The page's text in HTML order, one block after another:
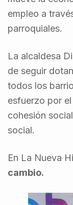
empleo a
parroquiales.
La alcaldesa
de seguir
todos los
esfuerzo por
cohesión
social.
En La Nueva
cambio.